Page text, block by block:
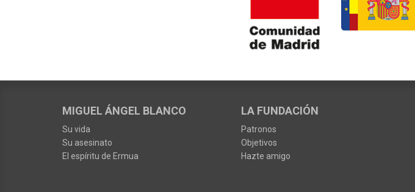
MIGUEL ÁNGEL BLANCO
Su vida
Su asesinato
El espíritu de Ermua
LA FUNDACIÓN
Patronos
Objetivos
Hazte amigo